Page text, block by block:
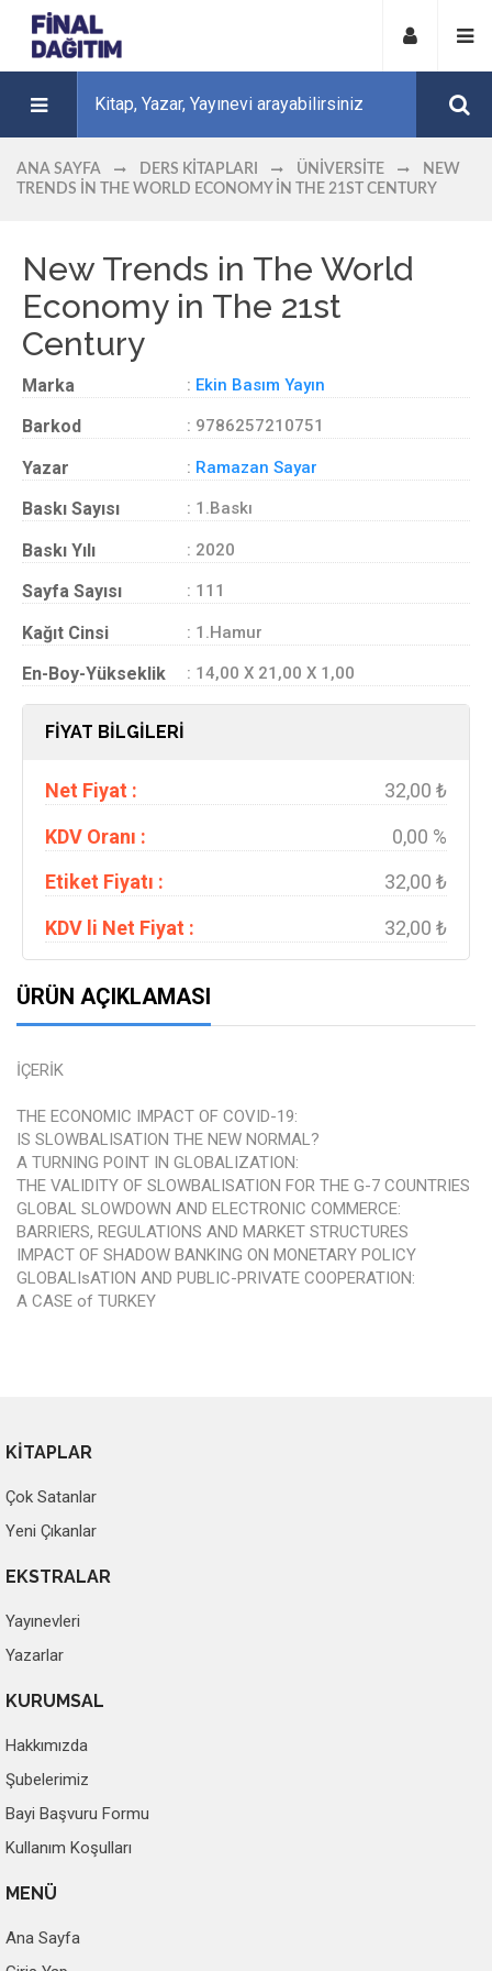
ANA SAYFA DERS KITAPLARI ÜNIVERSITE
NEW
TRENDS IN THE WORLD ECONOMY IN THE 21ST CENTURY
New Trends in The World
Economy in The 21st
Century
Marka : Ekin Basım Yayın
Barkod : 9786257210751
Yazar : Ramazan Sayar
Baskı Sayısı : 1.Baskı
Baskı Yılı : 2020
Sayfa Sayısı : 111
Kağıt Cinsi : 1.Hamur
En-Boy-Yükseklik : 14,00 X 21,00 X 1,00
FİYAT BİLGİLERİ
Net Fiyat :
32,00 ₺
KDV Oranı :
0,00 %
Etiket Fiyatı :
32,00 ₺
KDV li Net Fiyat :
32,00 ₺
ÜRÜN AÇIKLAMASI
İÇERİK
THE ECONOMIC IMPACT OF COVID-19:
IS SLOWBALISATION THE NEW NORMAL?
A TURNING POINT IN GLOBALIZATION:
THE VALIDITY OF SLOWBALISATION FOR THE G-7 COUNTRIES
GLOBAL SLOWDOWN AND ELECTRONIC COMMERCE:
BARRIERS, REGULATIONS AND MARKET STRUCTURES
IMPACT OF SHADOW BANKING ON MONETARY POLICY
GLOBALIsATION AND PUBLIC-PRIVATE COOPERATION:
A CASE of TURKEY
KİTAPLAR
Çok Satanlar
Yeni Çıkanlar
EKSTRALAR
Yayınevleri
Yazarlar
KURUMSAL
Hakkımızda
Şubelerimiz
Bayi Başvuru Formu
Kullanım Koşulları
MENÜ
Ana Sayfa